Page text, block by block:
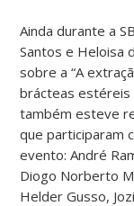
Ainda durante a
Santos e Heloisa
sobre a “A
brácteas estéreis
também esteve
que participaram
evento: André
Diogo Norberto
Helder Gusso,